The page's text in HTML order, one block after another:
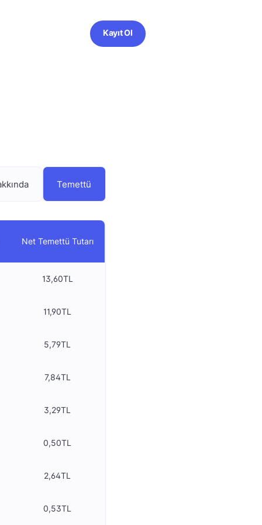
Kayıt Ol
Temettü
Net Temettü Tutarı
13,60TL
11,90TL
5,79TL
7,84TL
3,29TL
0,50TL
2,64TL
0,53TL